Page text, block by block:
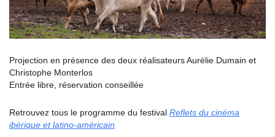
Projection en présence des deux réalisateurs Aurélie Dumain et
Christophe Monterlos
Entrée libre, réservation conseillée
Retrouvez tous le programme du festival Reflets du cinéma
ibérique et latino-américain